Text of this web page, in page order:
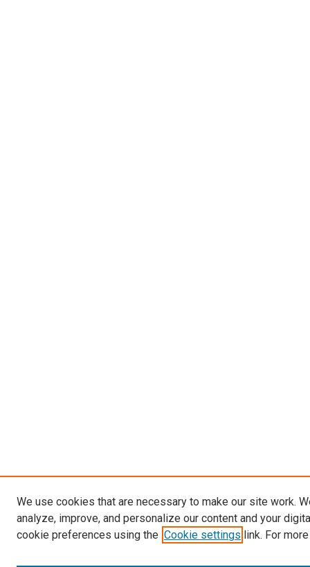
We use cookies that are necessary to make our site work.
analyze, improve, and personalize our content and your
cookie preferences using the Cookie settings link. For